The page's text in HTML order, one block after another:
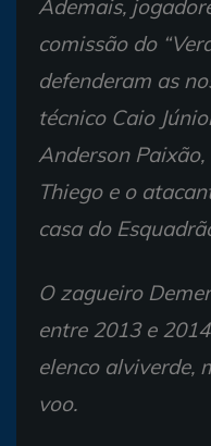
Ademais,
comissão do
defenderam as
técnico Caio
Anderson
Thiego e o
casa do
O zagueiro
entre 2013 e
elenco alviverde,
voo.